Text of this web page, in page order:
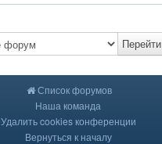
Перейти
Список форумов
Наша команда
Удалить cookies конференции
Вернуться к началу